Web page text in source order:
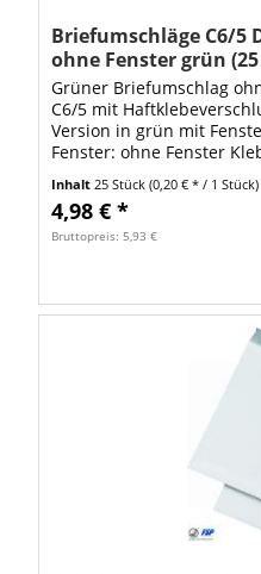
Briefumschläge C6/5
ohne Fenster grün
Grüner Briefumschlag
C6/5 mit
Version in grün mit
Fenster: ohne Fenster
Inhalt 25 Stück(0,20 € * / 1 Stück)
4,98 € *
Bruttopreis: 5,93 €